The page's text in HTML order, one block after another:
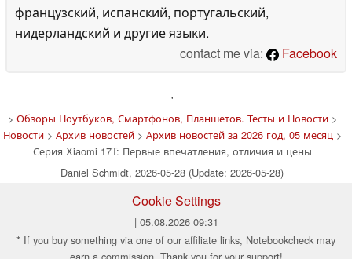
французский, испанский, португальский,
нидерландский и другие языки.
contact me via:
Facebook
'
> Обзоры Ноутбуков, Смартфонов, Планшетов. Тесты и Новости>
Новости> Архив новостей> Архив новостей за 2026 год, 05 месяц>
Серия Xiaomi 17T: Первые впечатления, отличия и цены
Daniel Schmidt, 2026-05-28 (Update: 2026-05-28)
Cookie Settings
| 05.08.2026 09:31
* If you buy something via one of our affiliate links, Notebookcheck may